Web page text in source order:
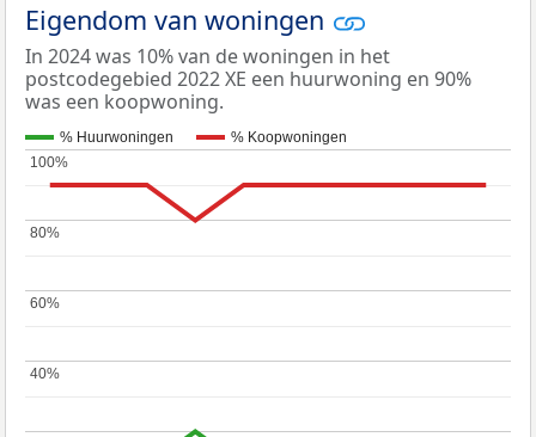
Eigendom van woningen
In 2024 was 10% van de woningen in het
postcodegebied 2022 XE een huurwoning en 90%
was een koopwoning.
% Huurwoningen % Koopwoningen
40%
40%
60%
60%
80%
80%
100%
100%